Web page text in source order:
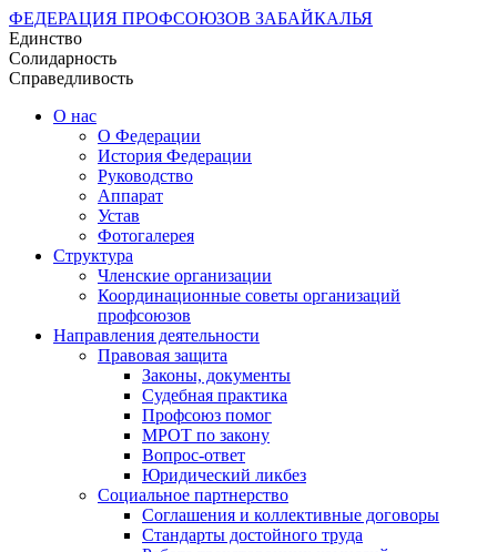
ФЕДЕРАЦИЯ ПРОФСОЮЗОВ ЗАБАЙКАЛЬЯ
Единство
Солидарность
Справедливость
О нас
О Федерации
История Федерации
Руководство
Аппарат
Устав
Фотогалерея
Структура
Членские организации
Координационные советы организаций
профсоюзов
Направления деятельности
Правовая защита
Законы, документы
Судебная практика
Профсоюз помог
МРОТ по закону
Вопрос-ответ
Юридический ликбез
Социальное партнерство
Соглашения и коллективные договоры
Стандарты достойного труда